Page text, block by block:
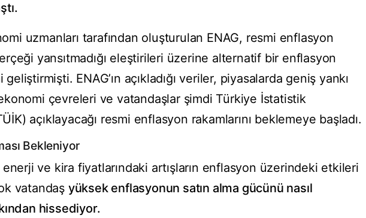
uzmanları tarafından oluşturulan ENAG, resmi enflasyon
yansıtmadığı eleştirileri üzerine alternatif bir enflasyon
ENAG’ın açıkladığı veriler, piyasalarda geniş yankı
çevreleri ve vatandaşlar şimdi Türkiye İstatistik
açıklayacağı resmi enflasyon rakamlarını beklemeye başladı.
Bekleniyor
enerji ve kira fiyatlarındaki artışların enflasyon üzerindeki etkileri
vatandaş yüksek enflasyonun satın alma gücünü nasıl
hissediyor.